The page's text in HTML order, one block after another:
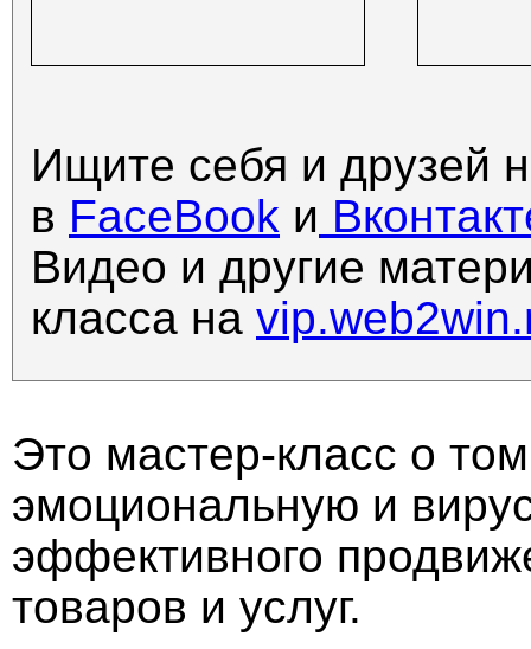
Ищите себя и друзей
в FaceBook и
Видео и другие
класса на
Это мастер-класс о
эмоциональную и
эффективного
товаров и услуг.